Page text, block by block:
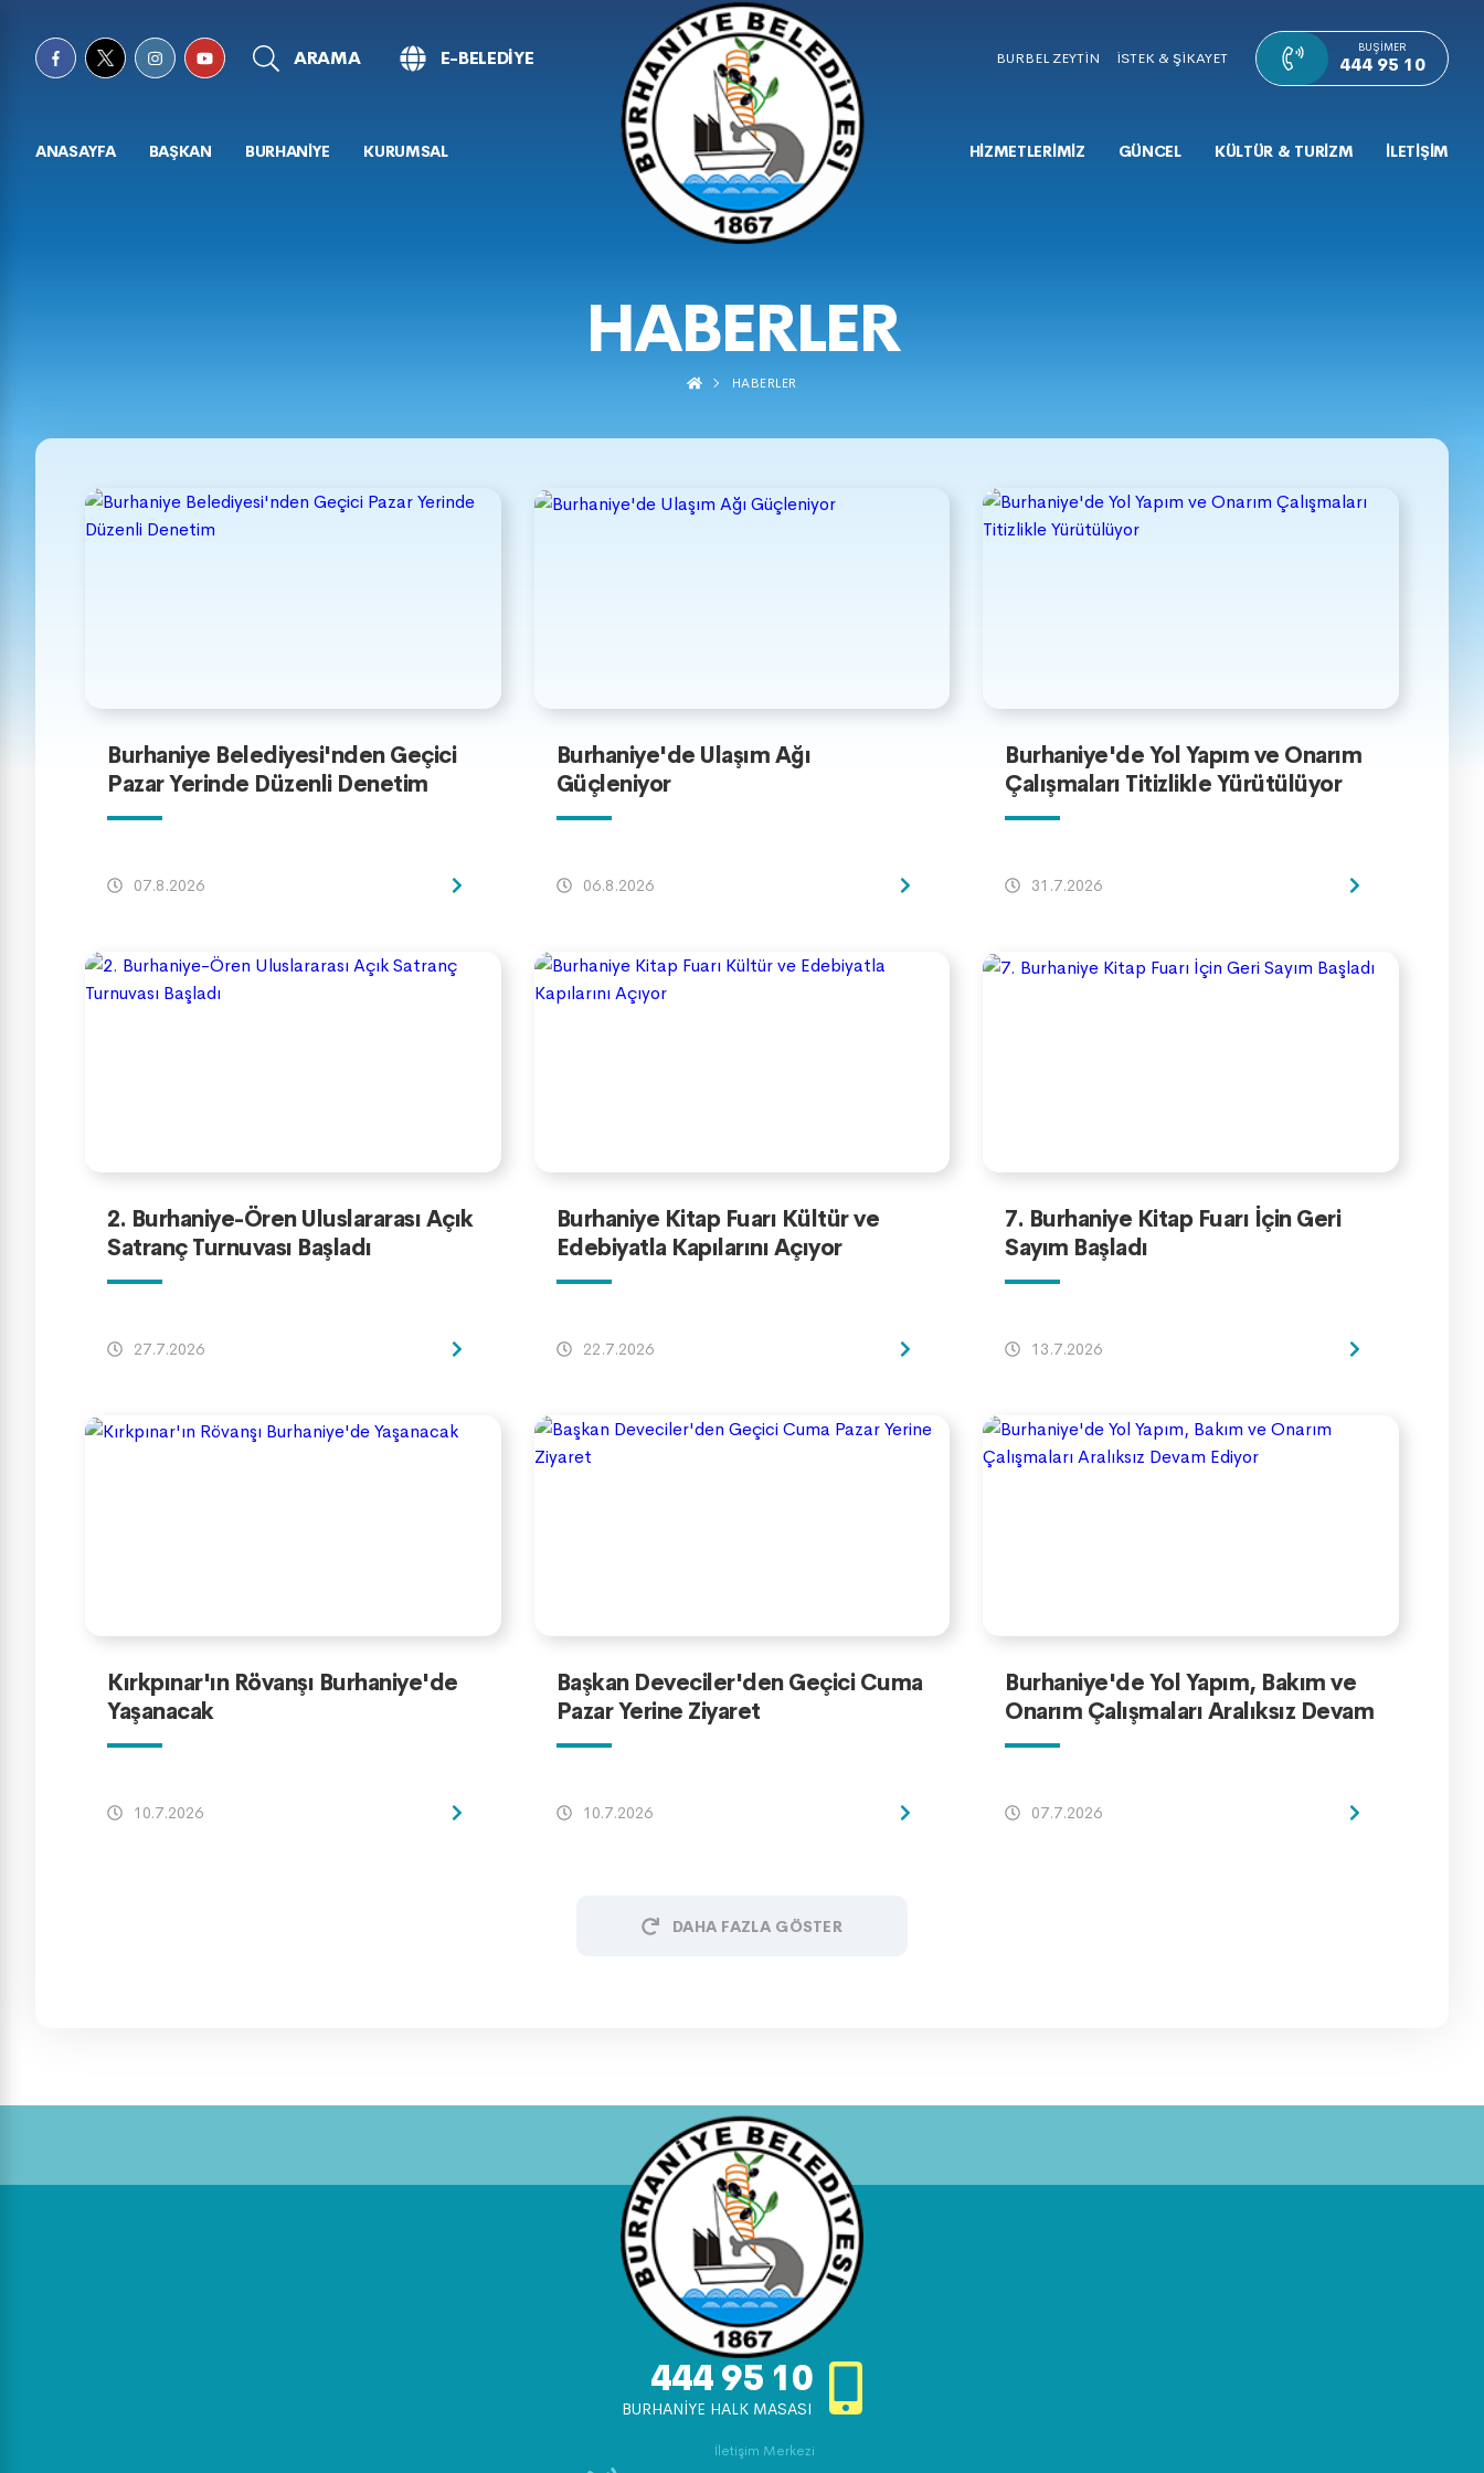
ARAMA E-BELEDİYE BURBEL ZEYTİN İSTEK & ŞİKAYET
BUŞIMER
444 95 10
ANASAYFA BAŞKAN BURHANİYE KURUMSAL HİZMETLERİMİZ GÜNCEL KÜLTÜR & TURİZM İLETİŞİM
HABERLER
HABERLER
Burhaniye Belediyesi'nden Geçici
Pazar Yerinde Düzenli Denetim
07.8.2026
Burhaniye'de Ulaşım Ağı
Güçleniyor
06.8.2026
Burhaniye'de Yol Yapım ve Onarım
Çalışmaları Titizlikle Yürütülüyor
31.7.2026
2. Burhaniye-Ören Uluslararası Açık
Satranç Turnuvası Başladı
27.7.2026
Burhaniye Kitap Fuarı Kültür ve
Edebiyatla Kapılarını Açıyor
22.7.2026
7. Burhaniye Kitap Fuarı İçin Geri
Sayım Başladı
13.7.2026
Kırkpınar'ın Rövanşı Burhaniye'de
Yaşanacak
10.7.2026
Başkan Deveciler'den Geçici Cuma
Pazar Yerine Ziyaret
10.7.2026
Burhaniye'de Yol Yapım, Bakım ve
Onarım Çalışmaları Aralıksız Devam
Ediyor
07.7.2026
DAHA FAZLA GÖSTER
444 95 10
BURHANİYE HALK MASASI
İletişim Merkezi